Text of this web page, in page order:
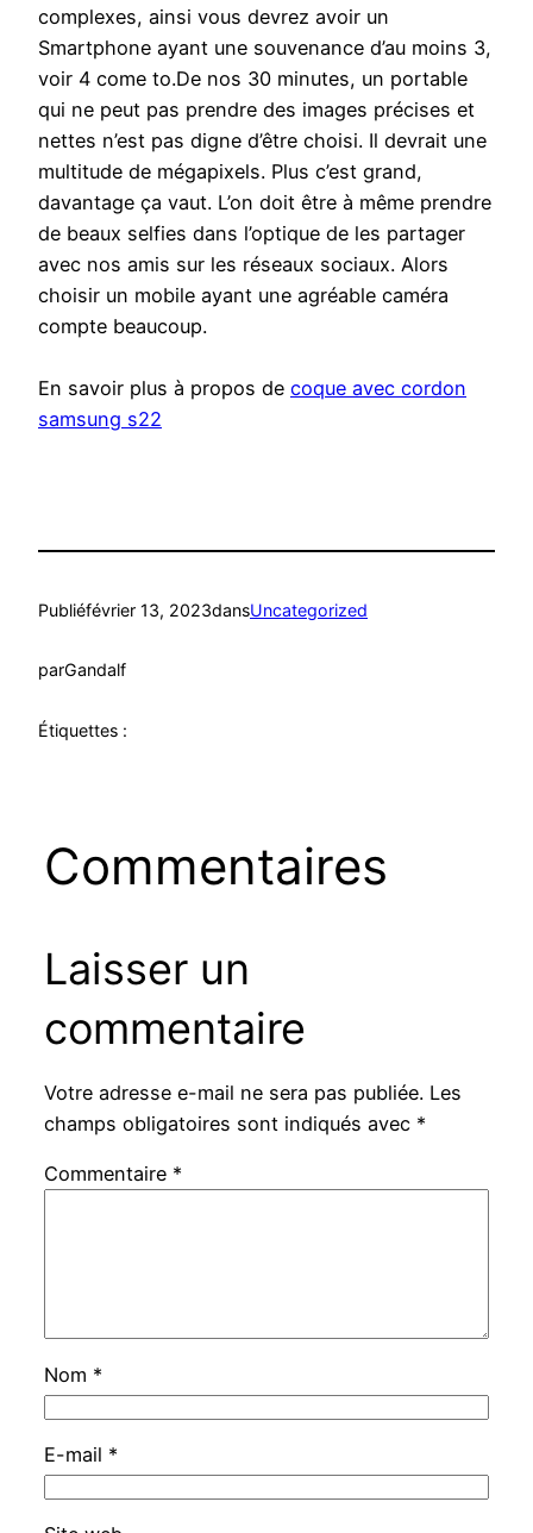
complexes, ainsi vous devrez avoir un
Smartphone ayant une souvenance d’au moins 3,
voir 4 come to.De nos 30 minutes, un portable
qui ne peut pas prendre des images précises et
nettes n’est pas digne d’être choisi. Il devrait une
multitude de mégapixels. Plus c’est grand,
davantage ça vaut. L’on doit être à même prendre
de beaux selfies dans l’optique de les partager
avec nos amis sur les réseaux sociaux. Alors
choisir un mobile ayant une agréable caméra
compte beaucoup.
En savoir plus à propos de coque avec cordon
samsung s22
Publiéfévrier 13, 2023dansUncategorized
parGandalf
Étiquettes :
Commentaires
Laisser un
commentaire
Votre adresse e-mail ne sera pas publiée. Les
champs obligatoires sont indiqués avec *
Commentaire *
Nom *
E-mail *